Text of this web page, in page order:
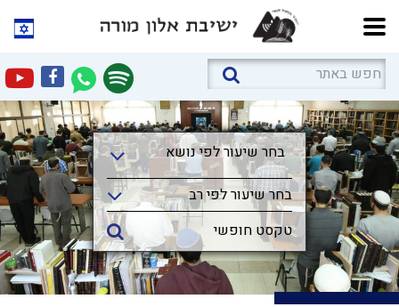
בחר שיעור לפי נושא
בחר שיעור לפי נושא
בחר שיעור לפי רב